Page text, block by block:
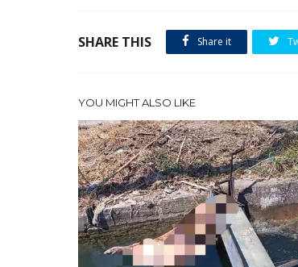
SHARE THIS Share it
YOU MIGHT ALSO LIKE